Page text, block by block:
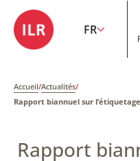
FR
Accueil/Actualités/
Rapport biannuel sur
Rapport